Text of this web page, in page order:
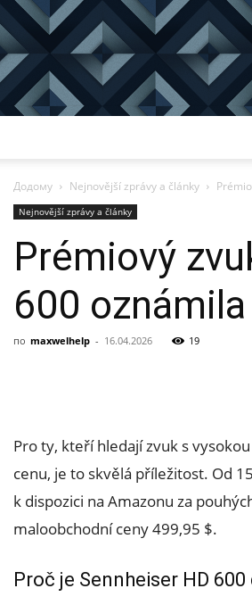
Додому Nejnovější zprávy a články
Nejnovější zprávy a články
Prémiový
600
по maxwelhelp - 16.04.2026 19
Pro ty, kteří hledají zvuk s
cenu, je to skvělá příležitost. Od
k dispozici na Amazonu za
maloobchodní ceny 499,95 $.
Proč je Sennheiser HD